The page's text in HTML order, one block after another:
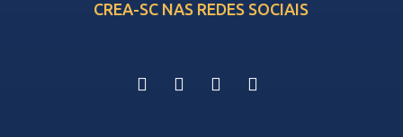
CREA-SC NAS REDES SOCIAIS